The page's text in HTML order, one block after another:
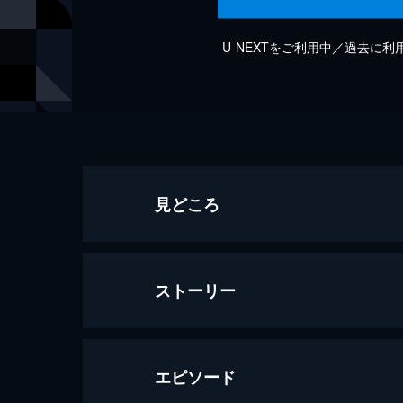
U-NEXTをご利用中／過去に利
見どころ
ストーリー
エピソード